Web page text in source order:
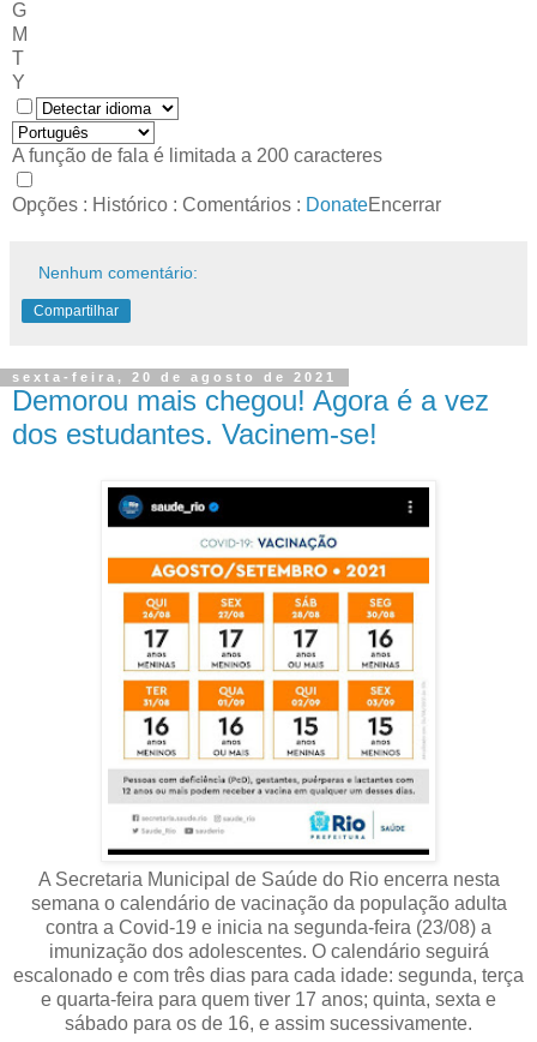
G
M
T
Y
A função de fala é limitada a 200 caracteres
Opções : Histórico : Comentários : DonateEncerrar
Nenhum comentário:
Compartilhar
sexta-feira, 20 de agosto de 2021
Demorou mais chegou! Agora é a vez
dos estudantes. Vacinem-se!
A Secretaria Municipal de Saúde do Rio encerra nesta
semana o calendário de vacinação da população adulta
contra a Covid-19 e inicia na segunda-feira (23/08) a
imunização dos adolescentes. O calendário seguirá
escalonado e com três dias para cada idade: segunda, terça
e quarta-feira para quem tiver 17 anos; quinta, sexta e
sábado para os de 16, e assim sucessivamente.